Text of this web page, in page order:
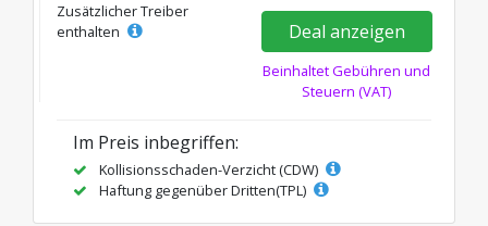
Zusätzlicher Treiber
enthalten
Deal anzeigen
Beinhaltet Gebühren und
Steuern (VAT)
Im Preis inbegriffen:
Kollisionsschaden-Verzicht (CDW)
Haftung gegenüber Dritten(TPL)